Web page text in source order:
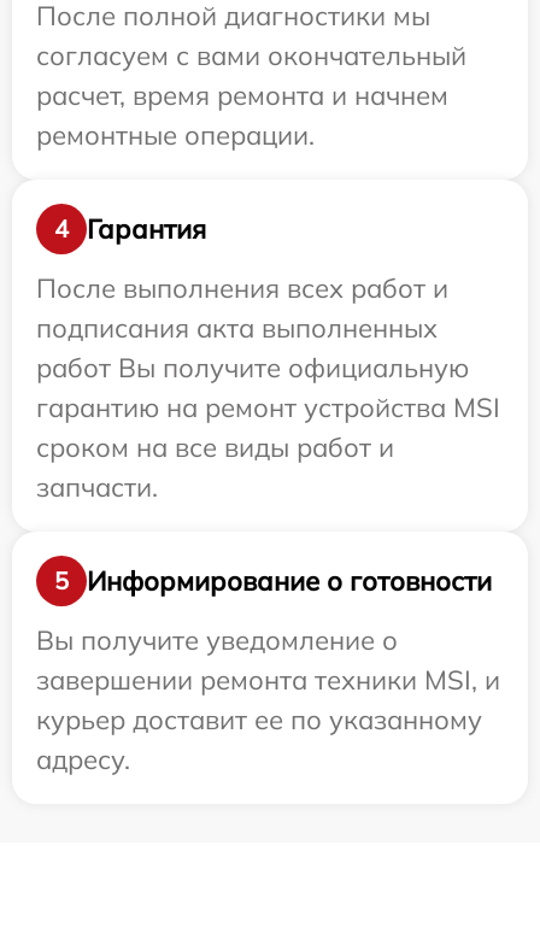
После полной диагностики мы
согласуем с вами окончательный
расчет, время ремонта и начнем
ремонтные операции.
4
Гарантия
После выполнения всех работ и
подписания акта выполненных
работ Вы получите официальную
гарантию на ремонт устройства MSI
сроком на все виды работ и
запчасти.
5
Информирование о готовности
Вы получите уведомление о
завершении ремонта техники MSI, и
курьер доставит ее по указанному
адресу.